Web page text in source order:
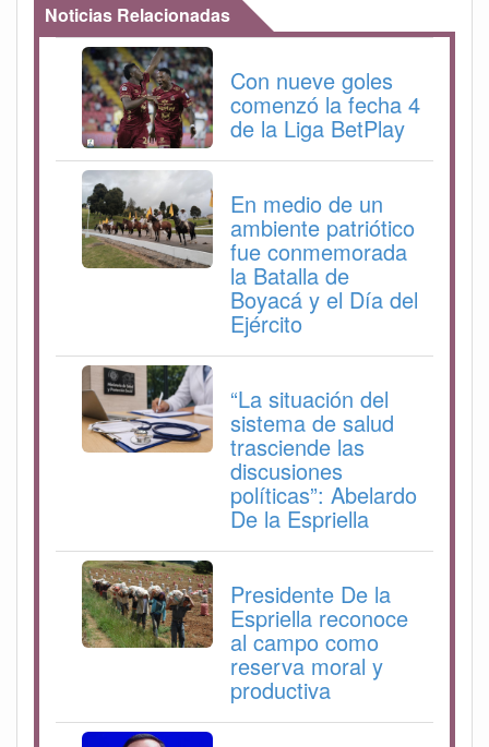
Noticias Relacionadas
Con nueve goles
comenzó la fecha 4
de la Liga BetPlay
En medio de un
ambiente patriótico
fue conmemorada
la Batalla de
Boyacá y el Día del
Ejército
“La situación del
sistema de salud
trasciende las
discusiones
políticas”: Abelardo
De la Espriella
Presidente De la
Espriella reconoce
al campo como
reserva moral y
productiva